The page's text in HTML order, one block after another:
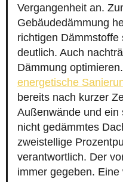
Vergangenheit an.
Gebäudedämmung
richtigen Dämmstoffe
deutlich. Auch
Dämmung
energetische
bereits nach kurzer
Außenwände und ein
nicht gedämmtes
zweistellige
verantwortlich. Der
immer gegeben.